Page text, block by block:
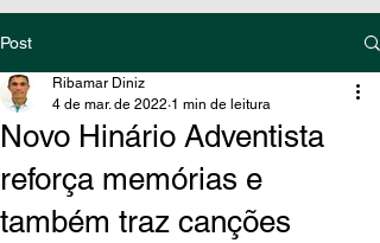
Post
Novo Hinário Adventista
reforça memórias e
também traz canções
Ribamar Diniz
4 de mar. de 2022 1 min de leitura